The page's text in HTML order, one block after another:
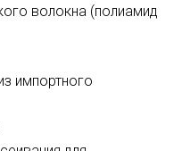
волокна (полиамид
импортного